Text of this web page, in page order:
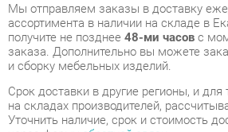
и сборку мебельных изделий.
Срок доставки в другие регионы, и для
на складах производителей,
Уточнить наличие, срок и стоимость
через формуобратной связи.
В любой момент до передачи заказа в
течение 7-ми дней после получения
изменить выборили принять решение об